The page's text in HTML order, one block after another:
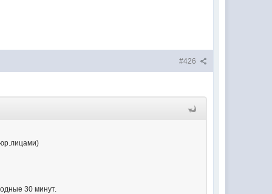
#426
30 минут.